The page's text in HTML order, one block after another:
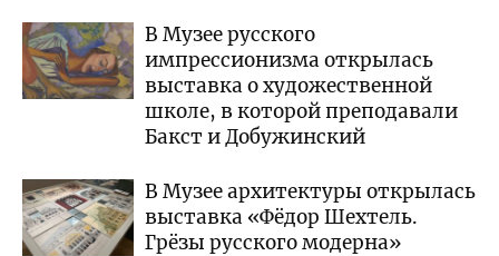
В Музее русского
импрессионизма открылась
выставка о художественной
школе, в которой преподавали
Бакст и Добужинский
В Музее архитектуры открылась
выставка «Фёдор Шехтель.
Грёзы русского модерна»